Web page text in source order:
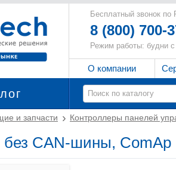
Бесплатный звонок по
8 (800) 700-
Режим работы: будни
О компании
и запчасти Контроллеры панелей
без CAN-шины, ComAp